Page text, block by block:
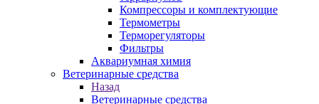
Компрессоры и комплектующие
Термометры
Терморегуляторы
Фильтры
Аквариумная химия
Ветеринарные средства
Назад
Ветеринарные средства